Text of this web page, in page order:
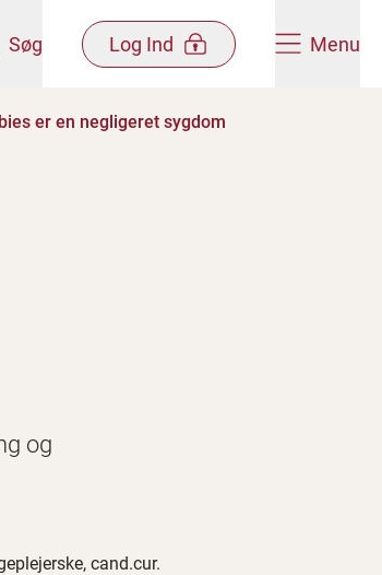
Søg Log Ind Menu
er en negligeret sygdom
og
cand.cur.